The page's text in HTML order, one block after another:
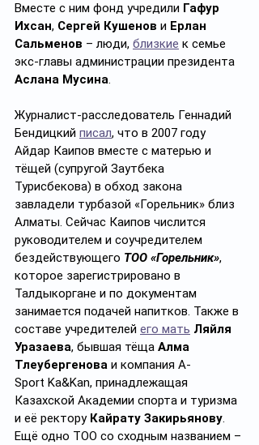
Вместе с ним фонд учредили Гафур
Ихсан, Сергей Кушенов и Ерлан
Сальменов – люди, близкие к семье
экс-главы администрации президента
Аслана Мусина.
Журналист-расследователь Геннадий
Бендицкий писал, что в 2007 году
Айдар Каипов вместе с матерью и
тёщей (супругой Заутбека
Турисбекова) в обход закона
завладели турбазой «Горельник» близ
Алматы. Сейчас Каипов числится
руководителем и соучредителем
бездействующего ТОО «Горельник»,
которое зарегистрировано в
Талдыкоргане и по документам
занимается подачей напитков. Также в
составе учредителей его мать Ляйля
Уразаева, бывшая тёща Алма
Тлеубергенова и компания A-
Sport Ka&Kan, принадлежащая
Казахской Академии спорта и туризма
и её ректору Кайрату Закирьянову.
Ещё одно ТОО со сходным названием –